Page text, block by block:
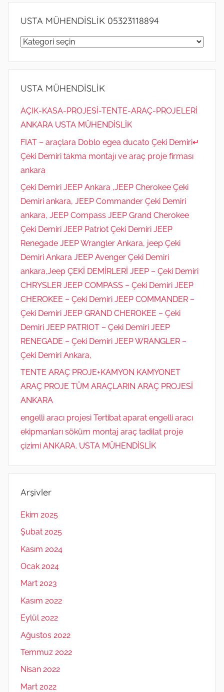
USTA MÜHENDİSLİK 05323118894
USTA
05323118894
USTA MÜHENDİSLİK
AÇIK-KASA-PROJESİ-TENTE-ARAÇ-PROJELERİ
ANKARA USTA MÜHENDİSLİK
FIAT – araçlara Doblo egea ducato Çeki Demiri↵
Çeki Demiri takma montajı ve araç proje firması
ankara
Çeki Demiri JEEP Ankara ,JEEP Cherokee Çeki
Demiri ankara, JEEP Commander Çeki Demiri
ankara, JEEP Compass JEEP Grand Cherokee
Çeki Demiri JEEP Patriot Çeki Demiri JEEP
Renegade JEEP Wrangler Ankara, jeep Çeki
Demiri Ankara JEEP Avenger Çeki Demiri
ankara,Jeep ÇEKİ DEMİRLERİ JEEP – Çeki Demiri
CHRYSLER JEEP COMPASS – Çeki Demiri JEEP
CHEROKEE – Çeki Demiri JEEP COMMANDER –
Çeki Demiri JEEP GRAND CHEROKEE – Çeki
Demiri JEEP PATRIOT – Çeki Demiri JEEP
RENEGADE – Çeki Demiri JEEP WRANGLER –
Çeki Demiri Ankara,
TENTE ARAÇ PROJE+KAMYON KAMYONET
ARAÇ PROJE TÜM ARAÇLARIN ARAÇ PROJESİ
ANKARA
engelli aracı projesi Tertibat aparat engelli aracı
ekipmanları söküm montaj araç tadilat proje
çizimi ANKARA. USTA MÜHENDİSLİK
Arşivler
Ekim 2025
Şubat 2025
Kasım 2024
Ocak 2024
Mart 2023
Kasım 2022
Eylül 2022
Ağustos 2022
Temmuz 2022
Nisan 2022
Mart 2022